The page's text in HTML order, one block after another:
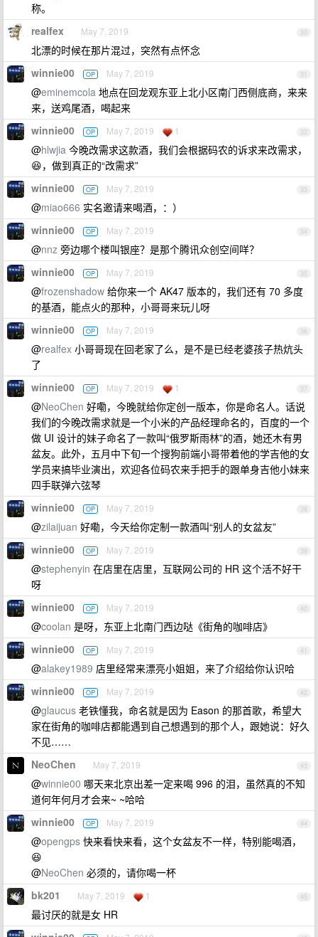
称。
30
realfex May 7, 2019
北漂的时候在那片混过，突然有点怀念
31
winnie00 OP May 7, 2019
@eminemcola 地点在回龙观东亚上北小区南门西侧底商，来来
来，送鸡尾酒，喝起来
32
winnie00 OP May 7, 2019 1
@hlwjia 今晚改需求这款酒，我们会根据码农的诉求来改需求，
😆，做到真正的“改需求”
33
winnie00 OP May 7, 2019
@miao666 实名邀请来喝酒，：）
34
winnie00 OP May 7, 2019
@nnz 旁边哪个楼叫银座？是那个腾讯众创空间咩？
35
winnie00 OP May 7, 2019
@frozenshadow 给你来一个 AK47 版本的，我们还有 70 多度
的基酒，能点火的那种，小哥哥来玩儿呀
36
winnie00 OP May 7, 2019
@realfex 小哥哥现在回老家了么，是不是已经老婆孩子热炕头
了
37
winnie00 OP May 7, 2019 1
@NeoChen 好嘞，今晚就给你定创一版本，你是命名人。话说
我们的今晚改需求就是一个小米的产品经理命名的，百度的一个
做 UI 设计的妹子命名了一款叫“俄罗斯雨林”的酒，她还木有男
盆友。此外，五月中下旬一个搜狗前端小哥带着他的学吉他的女
学员来搞毕业演出，欢迎各位码农来手把手的跟单身吉他小妹来
四手联弹六弦琴
38
winnie00 OP May 7, 2019
@zilaijuan 好嘞，今天给你定制一款酒叫“别人的女盆友”
39
winnie00 OP May 7, 2019
@stephenyin 在店里在店里，互联网公司的 HR 这个活不好干
呀
40
winnie00 OP May 7, 2019
@coolan 是呀，东亚上北南门西边哒《街角的咖啡店》
41
winnie00 OP May 7, 2019
@alakey1989 店里经常来漂亮小姐姐，来了介绍给你认识哈
42
winnie00 OP May 7, 2019
@glaucus 老铁懂我，命名就是因为 Eason 的那首歌，希望大
家在街角的咖啡店都能遇到自己想遇到的那个人，跟她说：好久
不见……
43
NeoChen May 7, 2019
@winnie00 哪天来北京出差一定来喝 996 的泪，虽然真的不知
道何年何月才会来~ ~哈哈
44
winnie00 OP May 7, 2019
@opengps 快来看快来看，这个女盆友不一样，特别能喝酒，
😆
@NeoChen 必须的，请你喝一杯
45
bk201 May 7, 2019 1
最讨厌的就是女 HR